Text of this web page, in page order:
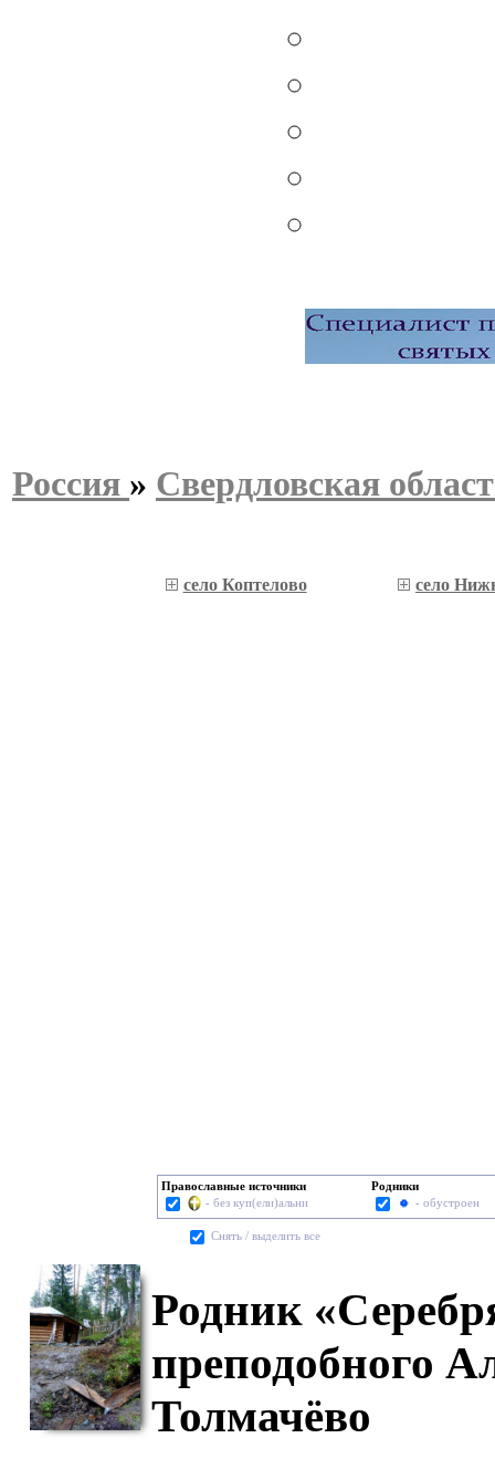
Россия » Свердловская
село Коптелово село
Православные источники
- без куп(ели)альни
Родники
- обустроен
Cнять / выделить все
Родник
преподобного
Толмачёво